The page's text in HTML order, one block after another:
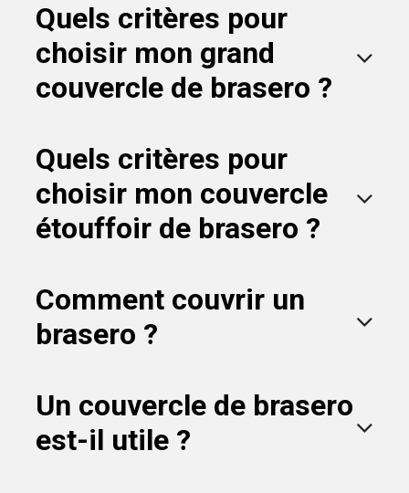
Quels critères pour
choisir mon grand
couvercle de brasero ?
Quels critères pour
choisir mon couvercle
étouffoir de brasero ?
Comment couvrir un
brasero ?
Un couvercle de brasero
est-il utile ?